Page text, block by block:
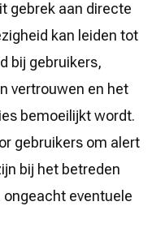
gebrek aan directe
kan leiden tot
bij gebruikers,
vertrouwen en het
bemoeilijkt wordt.
gebruikers om alert
bij het betreden
eventuele